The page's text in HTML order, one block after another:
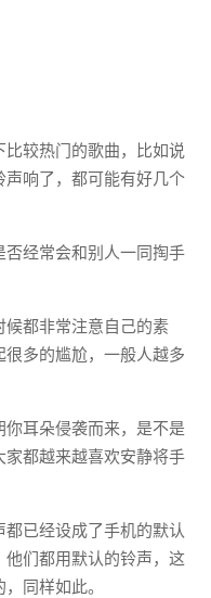
较热门的歌曲，比如说
响了，都可能有好几个
经常会和别人一同掏手
都非常注意自己的素
多的尴尬，一般人越多
耳朵侵袭而来，是不是
都越来越喜欢安静将手
已经设成了手机的默认
们都用默认的铃声，这
同样如此。